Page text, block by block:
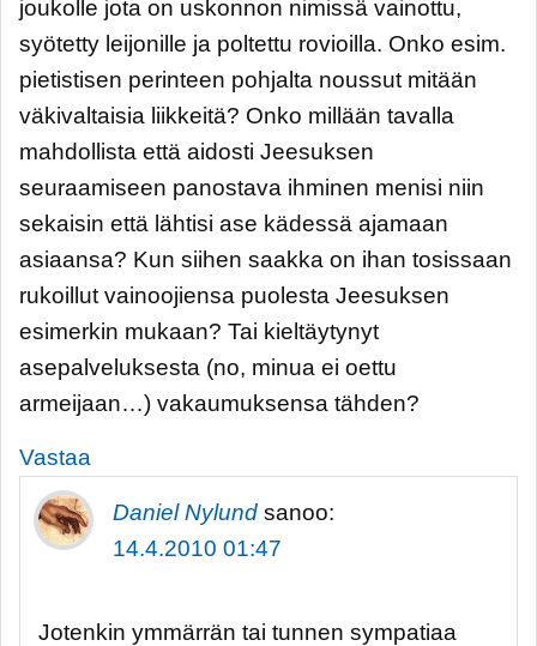
joukolle jota on uskonnon nimissä vainottu,
syötetty leijonille ja poltettu rovioilla. Onko esim.
pietistisen perinteen pohjalta noussut mitään
väkivaltaisia liikkeitä? Onko millään tavalla
mahdollista että aidosti Jeesuksen
seuraamiseen panostava ihminen menisi niin
sekaisin että lähtisi ase kädessä ajamaan
asiaansa? Kun siihen saakka on ihan tosissaan
rukoillut vainoojiensa puolesta Jeesuksen
esimerkin mukaan? Tai kieltäytynyt
asepalveluksesta (no, minua ei oettu
armeijaan…) vakaumuksensa tähden?
Vastaa
Daniel Nylund sanoo:
14.4.2010 01:47
Jotenkin ymmärrän tai tunnen sympatiaa